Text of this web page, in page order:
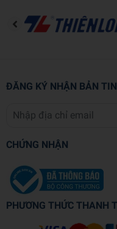
ĐĂNG KÝ NHẬN BẢN TIN
CHỨNG NHẬN
PHƯƠNG THỨC THANH